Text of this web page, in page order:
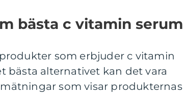
bästa c vitamin serum
som erbjuder c vitamin
bästa alternativet kan det vara
som visar produkternas